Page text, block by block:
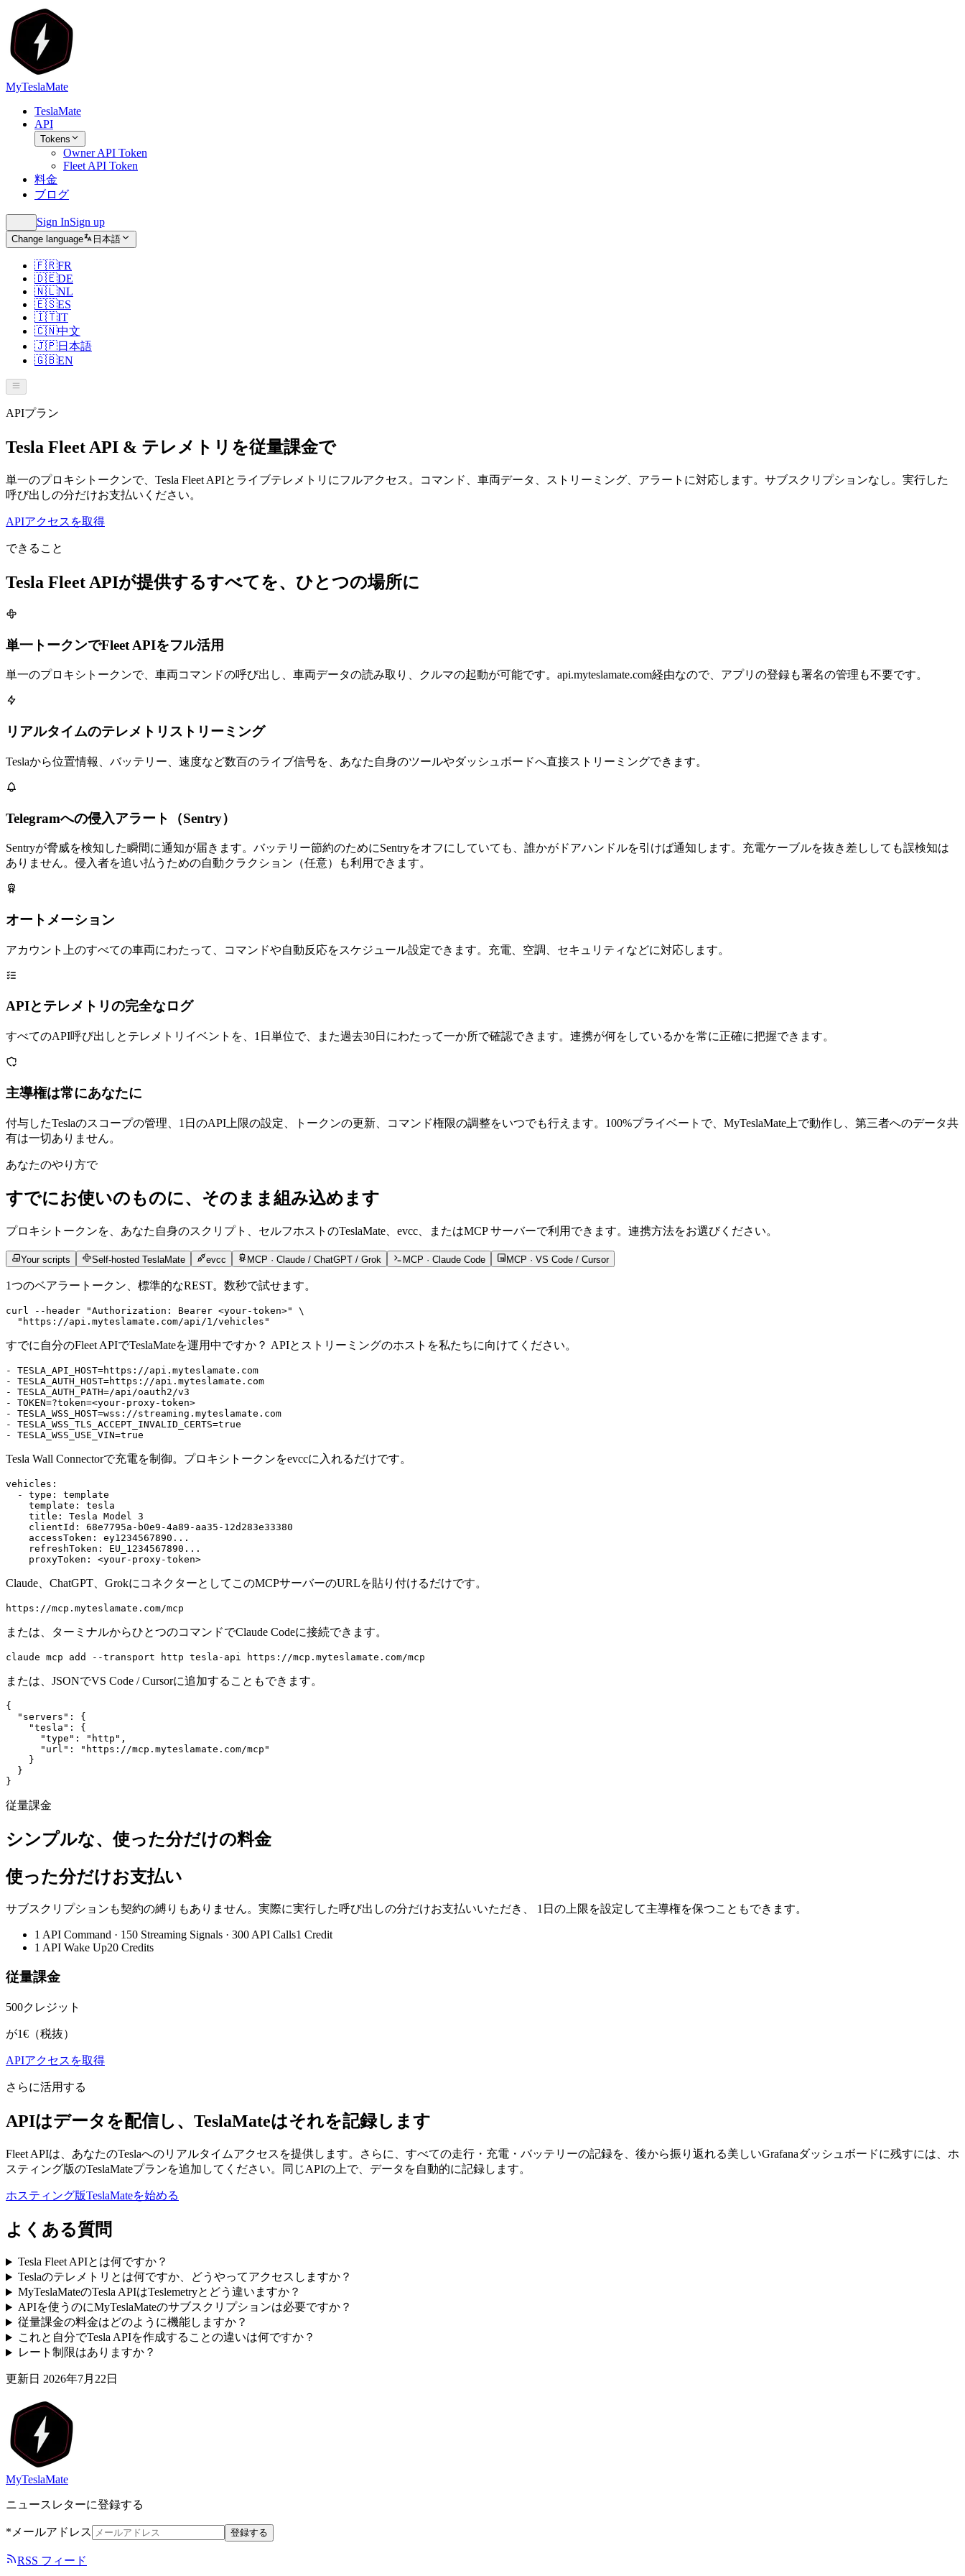
MyTeslaMate
TeslaMate
API
Tokens
Owner API Token
Fleet API Token
料金
ブログ
Sign InSign up
Change language 日本語
🇫🇷FR
🇩🇪DE
🇳🇱NL
🇪🇸ES
🇮🇹IT
🇨🇳中文
🇯🇵日本語
🇬🇧EN
APIプラン
Tesla Fleet API & テレメトリを従量課金で
単一のプロキシトークンで、Tesla Fleet APIとライブテレメトリにフルアクセス。コマンド、車両データ、ストリーミング、アラートに対応します。サブスクリプションなし。実行した
呼び出しの分だけお支払いください。
APIアクセスを取得
できること
Tesla Fleet APIが提供するすべてを、ひとつの場所に
単一トークンでFleet APIをフル活用
単一のプロキシトークンで、車両コマンドの呼び出し、車両データの読み取り、クルマの起動が可能です。api.myteslamate.com経由なので、アプリの登録も署名の管理も不要です。
リアルタイムのテレメトリストリーミング
Teslaから位置情報、バッテリー、速度など数百のライブ信号を、あなた自身のツールやダッシュボードへ直接ストリーミングできます。
Telegramへの侵入アラート（Sentry）
Sentryが脅威を検知した瞬間に通知が届きます。バッテリー節約のためにSentryをオフにしていても、誰かがドアハンドルを引けば通知します。充電ケーブルを抜き差ししても誤検知は
ありません。侵入者を追い払うための自動クラクション（任意）も利用できます。
オートメーション
アカウント上のすべての車両にわたって、コマンドや自動反応をスケジュール設定できます。充電、空調、セキュリティなどに対応します。
APIとテレメトリの完全なログ
すべてのAPI呼び出しとテレメトリイベントを、1日単位で、また過去30日にわたって一か所で確認できます。連携が何をしているかを常に正確に把握できます。
主導権は常にあなたに
付与したTeslaのスコープの管理、1日のAPI上限の設定、トークンの更新、コマンド権限の調整をいつでも行えます。100%プライベートで、MyTeslaMate上で動作し、第三者へのデータ共
有は一切ありません。
あなたのやり方で
すでにお使いのものに、そのまま組み込めます
プロキシトークンを、あなた自身のスクリプト、セルフホストのTeslaMate、evcc、またはMCP サーバーで利用できます。連携方法をお選びください。
Your scripts Self-hosted TeslaMate evcc MCP · Claude / ChatGPT / Grok MCP · Claude Code MCP · VS Code / Cursor
1つのベアラートークン、標準的なREST。数秒で試せます。
curl --header "Authorization: Bearer <your-token>"
\
  "https://api.myteslamate.com/api/1/vehicles"
すでに自分のFleet APIでTeslaMateを運用中ですか？ APIとストリーミングのホストを私たちに向けてください。
- TESLA_API_HOST=https://api.myteslamate.com
- TESLA_AUTH_HOST=https://api.myteslamate.com
- TESLA_AUTH_PATH=/api/oauth2/v3
- TOKEN=?token=<your-proxy-token>
- TESLA_WSS_HOST=wss://streaming.myteslamate.com
- TESLA_WSS_TLS_ACCEPT_INVALID_CERTS=true
- TESLA_WSS_USE_VIN=true
Tesla Wall Connectorで充電を制御。プロキシトークンをevccに入れるだけです。
vehicles :
  -
type :
template
    template
:
tesla
    title
:
Tesla Model 3
    clientId
:
68e7795a-b0e9-4a89-aa35-12d283e33380
    accessToken
:
ey1234567890...
    refreshToken
:
EU_1234567890...
    proxyToken
: <your-proxy-token>
Claude、ChatGPT、GrokにコネクターとしてこのMCPサーバーのURLを貼り付けるだけです。
https://mcp.myteslamate.com/mcp
または、ターミナルからひとつのコマンドでClaude Codeに接続できます。
claude mcp add --transport http tesla-api https://mcp.myteslamate.com/mcp
または、JSONでVS Code / Cursorに追加することもできます。
{
  "servers"
:
{
    "tesla"
:
{
      "type"
: "http" ,
      "url"
:
"https://mcp.myteslamate.com/mcp"
    }
  }
}
従量課金
シンプルな、使った分だけの料金
使った分だけお支払い
サブスクリプションも契約の縛りもありません。実際に実行した呼び出しの分だけお支払いいただき、 1日の上限を設定して主導権を保つこともできます。
1 API Command · 150 Streaming Signals · 300 API Calls1 Credit
1 API Wake Up20 Credits
従量課金
500クレジット
が1€（税抜）
APIアクセスを取得
さらに活用する
APIはデータを配信し、TeslaMateはそれを記録します
Fleet APIは、あなたのTeslaへのリアルタイムアクセスを提供します。さらに、すべての走行・充電・バッテリーの記録を、後から振り返れる美しいGrafanaダッシュボードに残すには、ホ
スティング版のTeslaMateプランを追加してください。同じAPIの上で、データを自動的に記録します。
ホスティング版TeslaMateを始める
よくある質問
Tesla Fleet APIとは何ですか？
Teslaのテレメトリとは何ですか、どうやってアクセスしますか？
MyTeslaMateのTesla APIはTeslemetryとどう違いますか？
APIを使うのにMyTeslaMateのサブスクリプションは必要ですか？
従量課金の料金はどのように機能しますか？
これと自分でTesla APIを作成することの違いは何ですか？
レート制限はありますか？
更新日 2026年7月22日
MyTeslaMate
ニュースレターに登録する
*メールアドレス 登録する
RSS フィード